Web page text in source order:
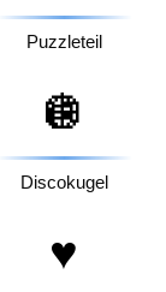
Puzzleteil
🪩
Discokugel
♥️